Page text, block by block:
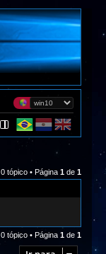
0 tópico • Página 1 de 1
0 tópico • Página 1 de 1